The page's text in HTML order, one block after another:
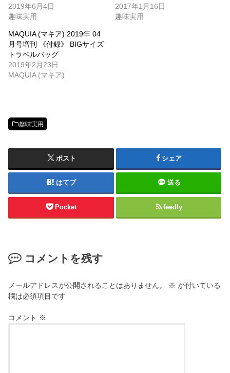
2019年6月4日
趣味実用
2017年1月16日
趣味実用
MAQUIA (マキア) 2019年 04
月号増刊 《付録》 BIGサイズ
トラベルバッグ
2019年2月23日
MAQUIA (マキア)
趣味実用
ポスト シェア
はてブ 送る
Pocket feedly
コメントを残す
メールアドレスが公開されることはありません。 ※ が付いている
欄は必須項目です
コメント ※